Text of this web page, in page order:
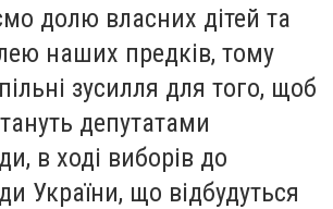
долю власних дітей та
наших предків, тому
зусилля для того, щоб
депутатами
в ході виборів до
України, що відбудуться